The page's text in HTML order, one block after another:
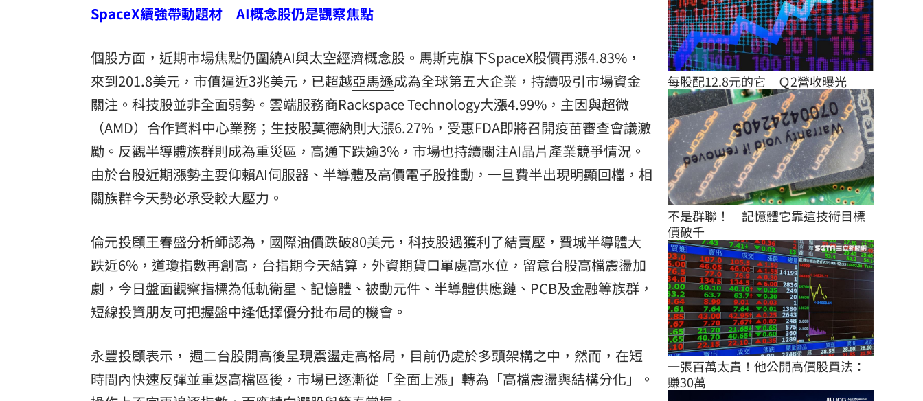
SpaceX續強帶動題材 AI概念股仍是觀察焦點
個股方面，近期市場焦點仍圍繞AI與太空經濟概念股。 馬斯克旗下SpaceX股價再漲4.83%，
來到201.8美元，市值逼近3兆美元，已超越亞馬遜成為全球第五大企業，持續吸引市場資金
關注。科技股並非全面弱勢。雲端服務商Rackspace Technology大漲4.99%，主因與超微
（AMD）合作資料中心業務；生技股莫德納則大漲6.27%，受惠FDA即將召開疫苗審查會議激
勵。反觀半導體族群則成為重災區，高通下跌逾3%，市場也持續關注AI晶片產業競爭情況。
由於台股近期漲勢主要仰賴AI伺服器、半導體及高價電子股推動，一旦費半出現明顯回檔，相
關族群今天勢必承受較大壓力。
倫元投顧王春盛分析師認為，國際油價跌破80美元，科技股遇獲利了結賣壓，費城半導體大
跌近6%，道瓊指數再創高，台指期今天結算，外資期貨口單處高水位，留意台股高檔震盪加
劇，今日盤面觀察指標為低軌衛星、記憶體、被動元件、半導體供應鏈、PCB及金融等族群，
短線投資朋友可把握盤中逢低擇優分批布局的機會。
永豐投顧表示， 週二台股開高後呈現震盪走高格局，目前仍處於多頭架構之中，然而，在短
時間內快速反彈並重返高檔區後，市場已逐漸從「全面上漲」轉為「高檔震盪與結構分化」。
每股配12.8元的它　Ｑ2營收曝光
不是群聯！　記憶體它靠這技術目標
價破千
一張百萬太貴！他公開高價股買法：
賺30萬